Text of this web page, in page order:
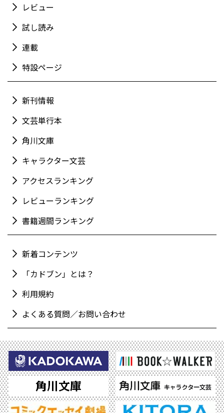
レビュー
試し読み
連載
特設ページ
新刊情報
文芸単行本
角川文庫
キャラクター文芸
アクセスランキング
レビューランキング
書籍週間ランキング
新着コンテンツ
「カドブン」とは？
利用規約
よくある質問／お問い合わせ